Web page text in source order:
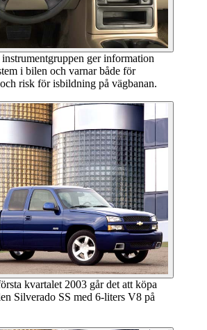
ger information
i bilen och varnar både för
risk för isbildning på vägbanan.
kvartalet 2003 går det att köpa
Silverado SS med 6-liters V8 på